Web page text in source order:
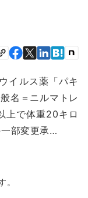
イルス薬「パキ
名＝ニルマトレ
上で体重20キロ
部変更承…
。